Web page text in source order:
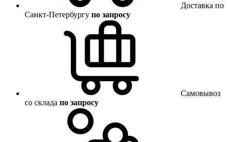
Доставка по
Санкт-Петербургу по запросу
Самовывоз
со склада по запросу